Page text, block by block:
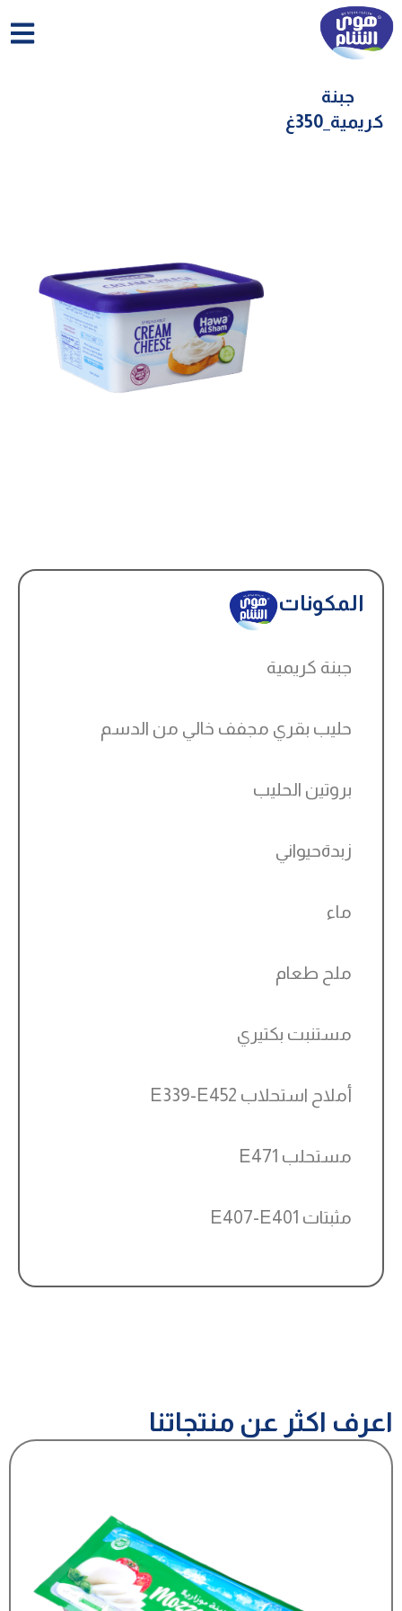
تخطي
إلى
المحتوى
جبنة
كريمية_350غ
المكونات
جبنة كريمية
حليب بقري مجفف خالي من الدسم
بروتين الحليب
زبدةحيواني
ماء
ملح طعام
مستنبت بكتيري
أملاح استحلاب E339-E452
مستحلب E471
مثبتات E407-E401
اعرف اكثر عن منتجاتنا